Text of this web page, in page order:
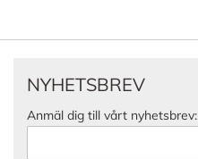
NYHETSBREV
Anmäl dig till vårt nyhetsbrev: